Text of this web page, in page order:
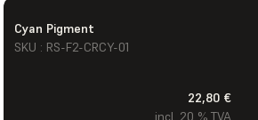
Cyan Pigment
SKU : RS-F2-CRCY-01
22,80 €
incl. 20 % TVA